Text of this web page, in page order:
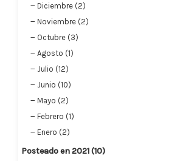
Diciembre (2)
Noviembre (2)
Octubre (3)
Agosto (1)
Julio (12)
Junio (10)
Mayo (2)
Febrero (1)
Enero (2)
Posteado en 2021 (10)